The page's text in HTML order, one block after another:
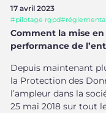
17 avril 2023
#pilotage rgpd#
Comment la mise
performance de
Depuis maintenant
la Protection des
l’ampleur dans la
25 mai 2018 sur tout